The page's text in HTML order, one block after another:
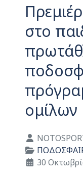
στο
ομίλων
Λεπτομέρειες
30